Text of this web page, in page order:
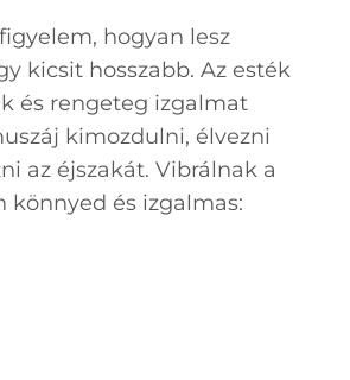
hogyan lesz
kicsit hosszabb. Az esték
és rengeteg izgalmat
kimozdulni, élvezni
az éjszakát. Vibrálnak a
könnyed és izgalmas: